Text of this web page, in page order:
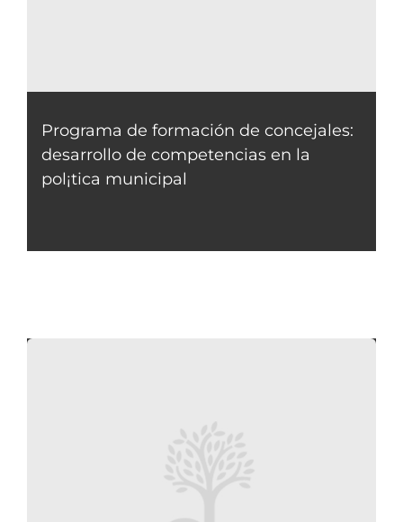
Programa de formación de concejales:
desarrollo de competencias en la
pol¡tica municipal